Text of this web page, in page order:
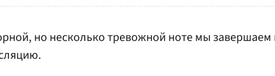
но несколько тревожной ноте мы